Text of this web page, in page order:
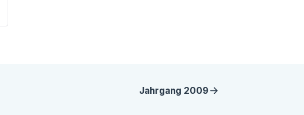
Jahrgang 2009